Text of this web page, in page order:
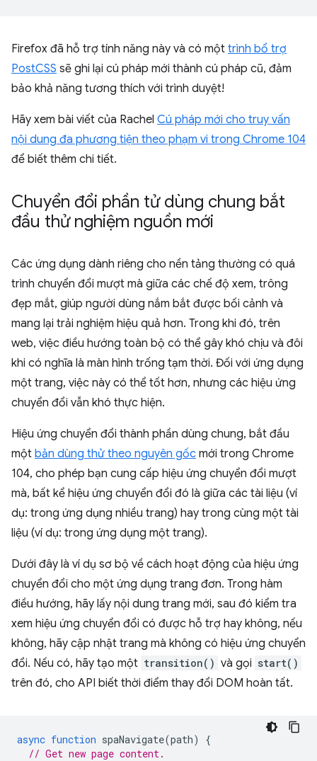
Firefox đã hỗ trợ tính năng này và có một trình bổ trợ
PostCSS sẽ ghi lại cú pháp mới thành cú pháp cũ, đảm
bảo khả năng tương thích với trình duyệt!
Hãy xem bài viết của Rachel Cú pháp mới cho truy vấn
nội dung đa phương tiện theo phạm vi trong Chrome 104
để biết thêm chi tiết.
Chuyển đổi phần tử dùng chung bắt
đầu thử nghiệm nguồn mới
Các ứng dụng dành riêng cho nền tảng thường có quá
trình chuyển đổi mượt mà giữa các chế độ xem, trông
đẹp mắt, giúp người dùng nắm bắt được bối cảnh và
mang lại trải nghiệm hiệu quả hơn. Trong khi đó, trên
web, việc điều hướng toàn bộ có thể gây khó chịu và đôi
khi có nghĩa là màn hình trống tạm thời. Đối với ứng dụng
một trang, việc này có thể tốt hơn, nhưng các hiệu ứng
chuyển đổi vẫn khó thực hiện.
Hiệu ứng chuyển đổi thành phần dùng chung, bắt đầu
một bản dùng thử theo nguyên gốc mới trong Chrome
104, cho phép bạn cung cấp hiệu ứng chuyển đổi mượt
mà, bất kể hiệu ứng chuyển đổi đó là giữa các tài liệu (ví
dụ: trong ứng dụng nhiều trang) hay trong cùng một tài
liệu (ví dụ: trong ứng dụng một trang).
Dưới đây là ví dụ sơ bộ về cách hoạt động của hiệu ứng
chuyển đổi cho một ứng dụng trang đơn. Trong hàm
điều hướng, hãy lấy nội dung trang mới, sau đó kiểm tra
xem hiệu ứng chuyển đổi có được hỗ trợ hay không, nếu
không, hãy cập nhật trang mà không có hiệu ứng chuyển
đổi. Nếu có, hãy tạo một transition() và gọi start()
trên đó, cho API biết thời điểm thay đổi DOM hoàn tất.
async function spaNavigate(path)
{
// Get new page content.